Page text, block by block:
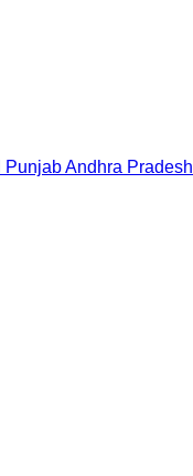
PunjabAndhra Pradesh